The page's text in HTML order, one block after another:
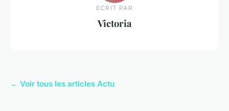
ECRIT PAR
Victoria
← Voir tous les articles Actu